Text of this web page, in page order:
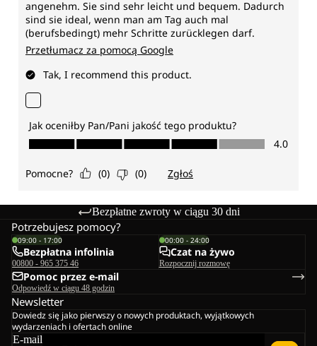
Bezpłatne zwroty w ciągu 30 dni
Potrzebujesz pomocy?
09:00 - 17:00
Bezpłatna infolinia
00800 - 965 375 46
00:00 - 24:00
Czat na żywo
Rozpocznij rozmowę
Pomoc przez e-mail
Odpowiedź w ciągu 48 godzin
Newsletter
Dowiedz się jako pierwszy o nowych produktach, wyjątkowych
wydarzeniach i ofertach online
E-mail